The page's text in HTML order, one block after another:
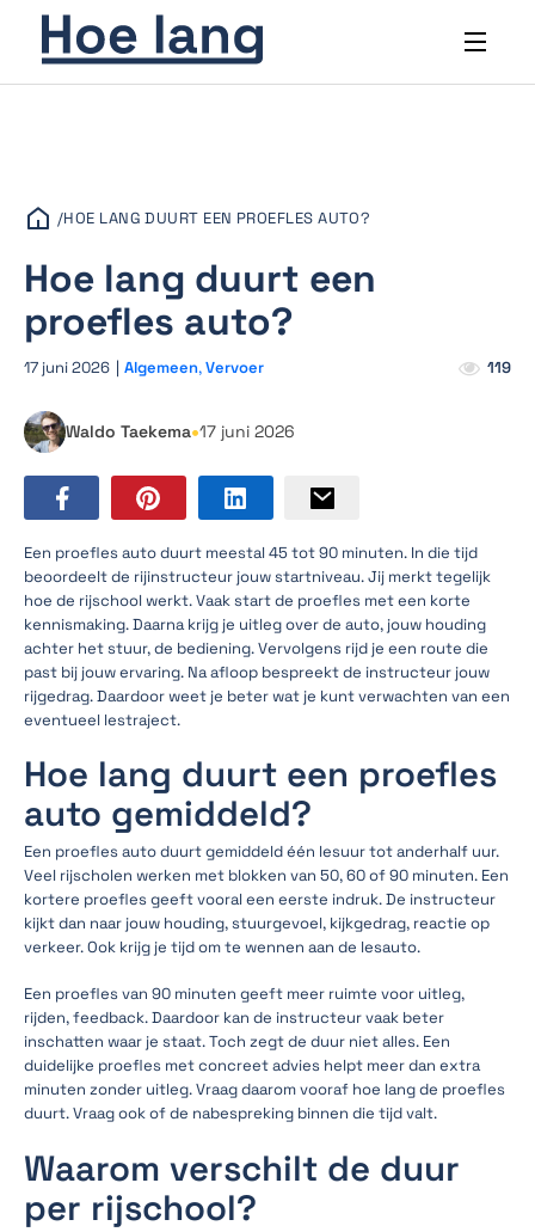
/HOE LANG DUURT EEN PROEFLES AUTO?
Hoe lang duurt een
proefles auto?
17 juni 2026 | Algemeen,Vervoer 119
Waldo Taekema•17 juni 2026
Een proefles auto duurt meestal 45 tot 90 minuten. In die tijd
beoordeelt de rijinstructeur jouw startniveau. Jij merkt tegelijk
hoe de rijschool werkt. Vaak start de proefles met een korte
kennismaking. Daarna krijg je uitleg over de auto, jouw houding
achter het stuur, de bediening. Vervolgens rijd je een route die
past bij jouw ervaring. Na afloop bespreekt de instructeur jouw
rijgedrag. Daardoor weet je beter wat je kunt verwachten van een
eventueel lestraject.
Hoe lang duurt een proefles
auto gemiddeld?
Een proefles auto duurt gemiddeld één lesuur tot anderhalf uur.
Veel rijscholen werken met blokken van 50, 60 of 90 minuten. Een
kortere proefles geeft vooral een eerste indruk. De instructeur
kijkt dan naar jouw houding, stuurgevoel, kijkgedrag, reactie op
verkeer. Ook krijg je tijd om te wennen aan de lesauto.
Een proefles van 90 minuten geeft meer ruimte voor uitleg,
rijden, feedback. Daardoor kan de instructeur vaak beter
inschatten waar je staat. Toch zegt de duur niet alles. Een
duidelijke proefles met concreet advies helpt meer dan extra
minuten zonder uitleg. Vraag daarom vooraf hoe lang de proefles
duurt. Vraag ook of de nabespreking binnen die tijd valt.
Waarom verschilt de duur
per rijschool?